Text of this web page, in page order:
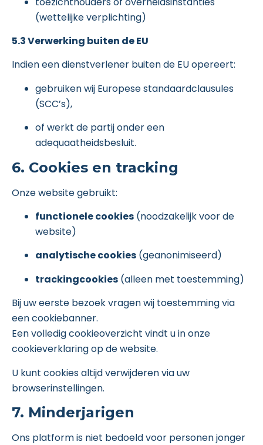
(wettelijke verplichting)
5.3 Verwerking buiten de EU
Indien een dienstverlener buiten de EU opereert:
gebruiken wij Europese standaardclausules
(SCC’s),
of werkt de partij onder een
adequaatheidsbesluit.
6. Cookies en tracking
Onze website gebruikt:
functionele cookies (noodzakelijk voor de
website)
analytische cookies (geanonimiseerd)
trackingcookies (alleen met toestemming)
Bij uw eerste bezoek vragen wij toestemming via
een cookiebanner.
Een volledig cookieoverzicht vindt u in onze
cookieverklaring op de website.
U kunt cookies altijd verwijderen via uw
browserinstellingen.
7. Minderjarigen
Ons platform is niet bedoeld voor personen jonger